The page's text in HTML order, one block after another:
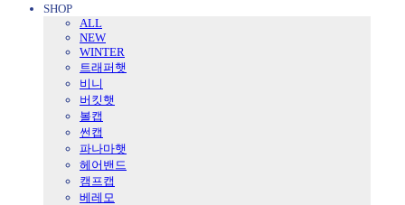
SHOP
ALL
NEW
WINTER
트래퍼햇
비니
버킷햇
볼캡
썬캡
파나마햇
헤어밴드
캠프캡
베레모